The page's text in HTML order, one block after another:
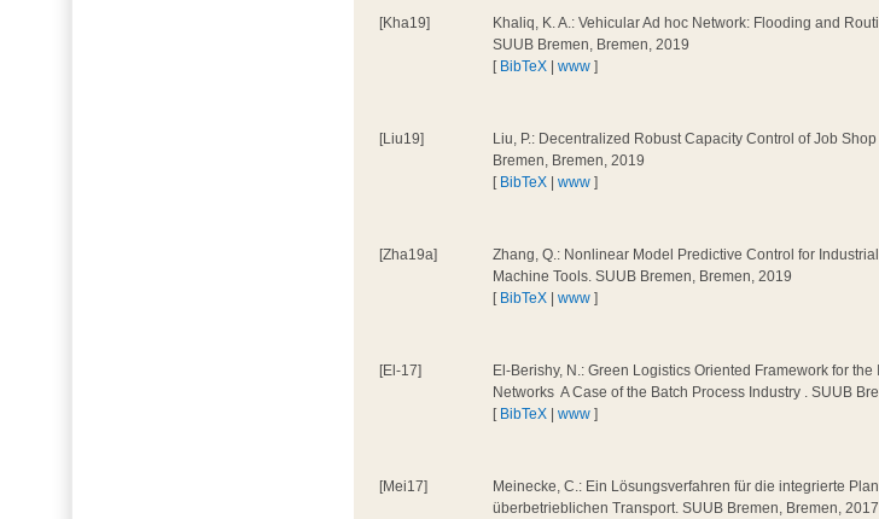
[Kha19]
Khaliq, K. A.: Vehicular Ad hoc Network: Flooding and
SUUB Bremen, Bremen, 2019
[ BibTeX |www ]
[Liu19]
Liu, P.: Decentralized Robust Capacity Control of Job
Bremen, Bremen, 2019
[ BibTeX |www ]
[Zha19a]
Zhang, Q.: Nonlinear Model Predictive Control for
Machine Tools. SUUB Bremen, Bremen, 2019
[ BibTeX |www ]
[El-17]
El-Berishy, N.: Green Logistics Oriented Framework for
Networks  A Case of the Batch Process Industry . SUUB
[ BibTeX |www ]
[Mei17]
Meinecke, C.: Ein Lösungsverfahren für die integrierte
überbetrieblichen Transport. SUUB Bremen, Bremen, 2017